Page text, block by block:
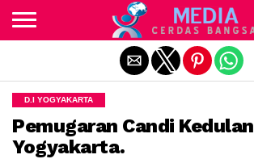
D.I YOGYAKARTA
Pemugaran Candi Kedulan
Yogyakarta.
Exit mobile version